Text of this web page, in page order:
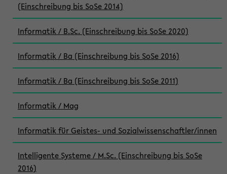
(Einschreibung bis SoSe 2014)
Informatik / B.Sc. (Einschreibung bis SoSe 2020)
Informatik / Ba (Einschreibung bis SoSe 2016)
Informatik / Ba (Einschreibung bis SoSe 2011)
Informatik / Mag
Informatik für Geistes- und Sozialwissenschaftler/innen
Intelligente Systeme / M.Sc. (Einschreibung bis SoSe
2016)